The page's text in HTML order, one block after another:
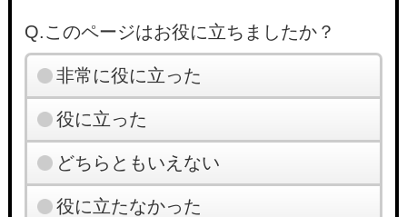
Q.このページはお役に立ちましたか？
非常に役に立った
役に立った
どちらともいえない
役に立たなかった